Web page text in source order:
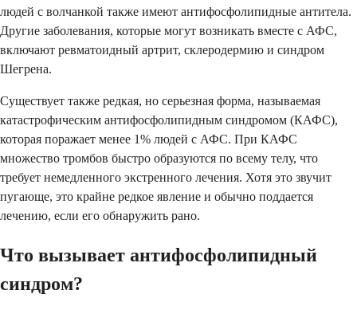
людей с волчанкой также имеют антифосфолипидные антитела.
Другие заболевания, которые могут возникать вместе с АФС,
включают ревматоидный артрит, склеродермию и синдром
Шегрена.
Существует также редкая, но серьезная форма, называемая
катастрофическим антифосфолипидным синдромом (КАФС),
которая поражает менее 1% людей с АФС. При КАФС
множество тромбов быстро образуются по всему телу, что
требует немедленного экстренного лечения. Хотя это звучит
пугающе, это крайне редкое явление и обычно поддается
лечению, если его обнаружить рано.
Что вызывает антифосфолипидный
синдром?